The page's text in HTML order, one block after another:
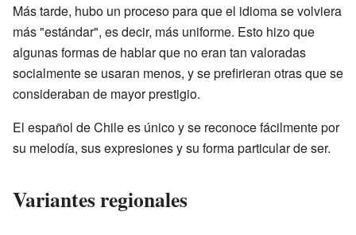
Más tarde, hubo un proceso para que el idioma se volviera
más "estándar", es decir, más uniforme. Esto hizo que
algunas formas de hablar que no eran tan valoradas
socialmente se usaran menos, y se prefirieran otras que se
consideraban de mayor prestigio.
El español de Chile es único y se reconoce fácilmente por
su melodía, sus expresiones y su forma particular de ser.
Variantes regionales